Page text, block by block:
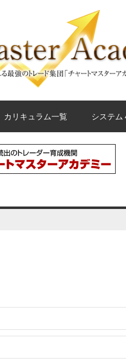
カリキュラム一覧 システム